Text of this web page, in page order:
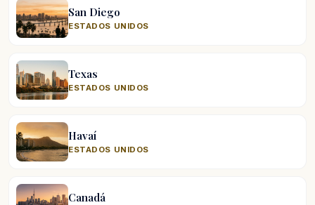
San Diego
ESTADOS UNIDOS
Texas
ESTADOS UNIDOS
Havaí
ESTADOS UNIDOS
Canadá